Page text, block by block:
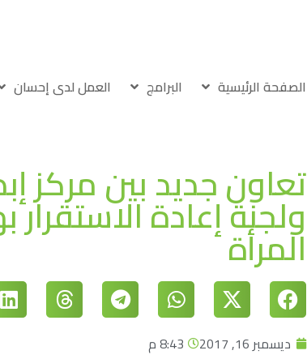
الصفحة الرئيسية البرامج العمل لدى إحسان
تعاون جديد بين مركز
ولجنة إعادة
المرأة
ديسمبر 16, 2017
8:43 م